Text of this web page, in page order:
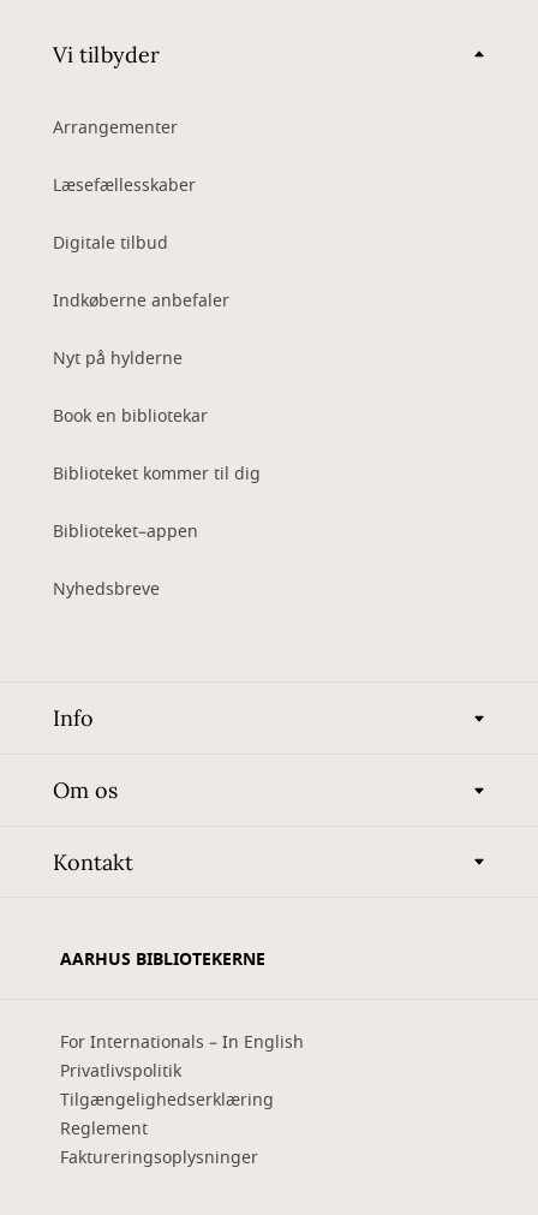
Vi tilbyder
Arrangementer
Læsefællesskaber
Digitale tilbud
Indkøberne anbefaler
Nyt på hylderne
Book en bibliotekar
Biblioteket kommer til dig
Biblioteket–appen
Nyhedsbreve
Info
Om os
Kontakt
AARHUS BIBLIOTEKERNE
For Internationals – In English
Privatlivspolitik
Tilgængelighedserklæring
Reglement
Faktureringsoplysninger